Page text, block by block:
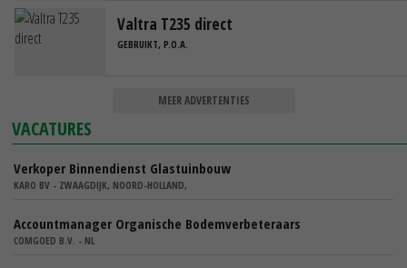
Valtra T235 direct
GEBRUIKT, P.O.A.
MEER ADVERTENTIES
VACATURES
Verkoper Binnendienst Glastuinbouw
KARO BV - ZWAAGDIJK, NOORD-HOLLAND,
Accountmanager Organische Bodemverbeteraars
COMGOED B.V. - NL